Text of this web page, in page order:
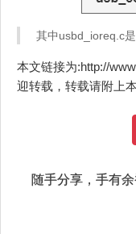
其中usbd_ioreq.c
本文链接为:http://
迎转载，转载请附上本
随手分享，手有